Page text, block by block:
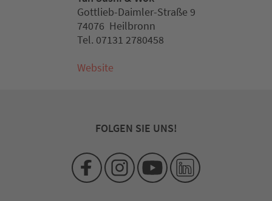
Gottlieb-Daimler-Straße 9
74076 Heilbronn
Tel. 07131 2780458
Website
FOLGEN SIE UNS!